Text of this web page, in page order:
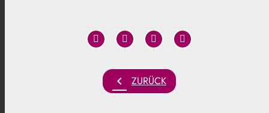
chevron_left ZURÜCK